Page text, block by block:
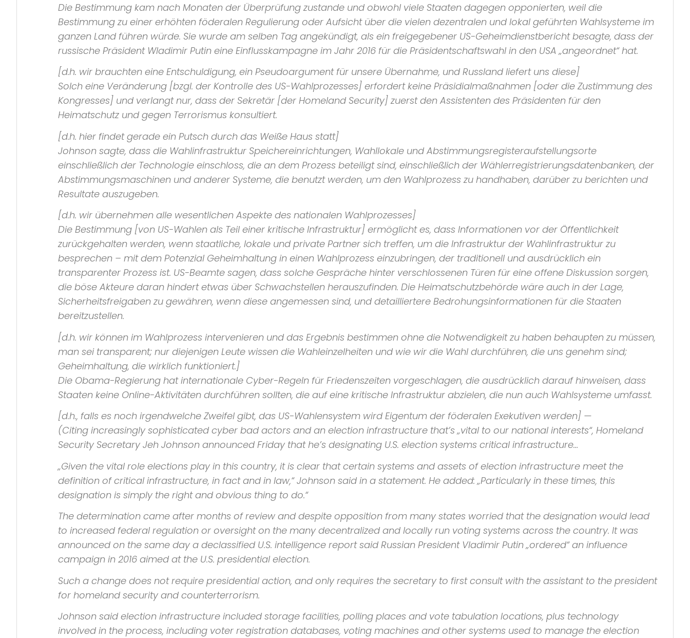
Die Bestimmung kam nach Monaten der Überprüfung zustande und obwohl viele Staaten dagegen opponierten, weil die
Bestimmung zu einer erhöhten föderalen Regulierung oder Aufsicht über die vielen dezentralen und lokal geführten Wahlsysteme im
ganzen Land führen würde. Sie wurde am selben Tag angekündigt, als ein freigegebener US-Geheimdienstbericht besagte, dass der
russische Präsident Wladimir Putin eine Einflusskampagne im Jahr 2016 für die Präsidentschaftswahl in den USA „angeordnet“hat.
[d.h. wir brauchten eine Entschuldigung, ein Pseudoargument für unsere Übernahme, und Russland liefert uns diese]
Solch eine Veränderung [bzgl. der Kontrolle des US-Wahlprozesses] erfordert keine Präsidialmaßnahmen [oder die Zustimmung des
Kongresses] und verlangt nur, dass der Sekretär [der Homeland Security] zuerst den Assistenten des Präsidenten für den
Heimatschutz und gegen Terrorismus konsultiert.
[d.h. hier findet gerade ein Putsch durch das Weiße Haus statt]
Johnson sagte, dass die Wahlinfrastruktur Speichereinrichtungen, Wahllokale und Abstimmungsregisteraufstellungsorte
einschließlich der Technologie einschloss, die an dem Prozess beteiligt sind, einschließlich der Wählerregistrierungsdatenbanken, der
Abstimmungsmaschinen und anderer Systeme, die benutzt werden, um den Wahlprozess zu handhaben, darüber zu berichten und
Resultate auszugeben.
[d.h. wir übernehmen alle wesentlichen Aspekte des nationalen Wahlprozesses]
Die Bestimmung [von US-Wahlen als Teil einer kritische Infrastruktur] ermöglicht es, dass Informationen vor der Öffentlichkeit
zurückgehalten werden, wenn staatliche, lokale und private Partner sich treffen, um die Infrastruktur der Wahlinfrastruktur zu
besprechen – mit dem Potenzial Geheimhaltung in einen Wahlprozess einzubringen, der traditionell und ausdrücklich ein
transparenter Prozess ist. US-Beamte sagen, dass solche Gespräche hinter verschlossenen Türen für eine offene Diskussion sorgen,
die böse Akteure daran hindert etwas über Schwachstellen herauszufinden. Die Heimatschutzbehörde wäre auch in der Lage,
Sicherheitsfreigaben zu gewähren, wenn diese angemessen sind, und detailliertere Bedrohungsinformationen für die Staaten
bereitzustellen.
[d.h. wir können im Wahlprozess intervenieren und das Ergebnis bestimmen ohne die Notwendigkeit zu haben behaupten zu müssen,
man sei transparent; nur diejenigen Leute wissen die Wahleinzelheiten und wie wir die Wahl durchführen, die uns genehm sind;
Geheimhaltung, die wirklich funktioniert.]
Die Obama-Regierung hat internationale Cyber-Regeln für Friedenszeiten vorgeschlagen, die ausdrücklich darauf hinweisen, dass
Staaten keine Online-Aktivitäten durchführen sollten, die auf eine kritische Infrastruktur abzielen, die nun auch Wahlsysteme umfasst.
[d.h., falls es noch irgendwelche Zweifel gibt, das US-Wahlensystem wird Eigentum der föderalen Exekutiven werden] —
(Citing increasingly sophisticated cyber bad actors and an election infrastructure that’s„vital to our national interests“, Homeland
Security Secretary Jeh Johnson announced Friday that he’s designating U.S. election systems critical infrastructure…
„Given the vital role elections play in this country, it is clear that certain systems and assets of election infrastructure meet the
definition of critical infrastructure, in fact and in law,“Johnson said in a statement. He added:„Particularly in these times, this
designation is simply the right and obvious thing to do.“
The determination came after months of review and despite opposition from many states worried that the designation would lead
to increased federal regulation or oversight on the many decentralized and locally run voting systems across the country. It was
announced on the same day a declassified U.S. intelligence report said Russian President Vladimir Putin„ordered“an influence
campaign in 2016 aimed at the U.S. presidential election.
Such a change does not require presidential action, and only requires the secretary to first consult with the assistant to the president
for homeland security and counterterrorism.
Johnson said election infrastructure included storage facilities, polling places and vote tabulation locations, plus technology
involved in the process, including voter registration databases, voting machines and other systems used to manage the election